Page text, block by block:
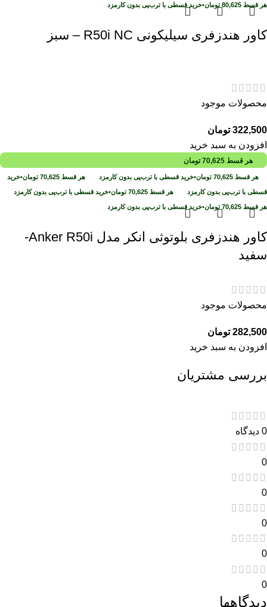
هر قسط 80,625 تومان•خرید قسطی با ترب‌پی بدون کارمزد
کاور هندزفری سیلیکونی R50i NC – سبز
محصولات موجود
322,500 تومان
افزودن به سبد خرید
هر قسط 70,625 تومان
هر قسط 70,625 تومان•خرید قسطی با ترب‌پی بدون کارمزد هر قسط 70,625 تومان•خرید
قسطی با ترب‌پی بدون کارمزد هر قسط 70,625 تومان•خرید قسطی با ترب‌پی بدون کارمزد
هر قسط 70,625 تومان•خرید قسطی با ترب‌پی بدون کارمزد
کاور هندزفری بلوتوثی انکر مدل Anker R50i-
سفید
محصولات موجود
282,500 تومان
افزودن به سبد خرید
بررسی مشتریان
0 دیدگاه
0
0
0
0
0
دیدگاهها